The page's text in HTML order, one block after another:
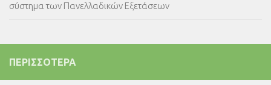
σύστημα των Πανελλαδικών Εξετάσεων
ΠΕΡΙΣΣΌΤΕΡΑ